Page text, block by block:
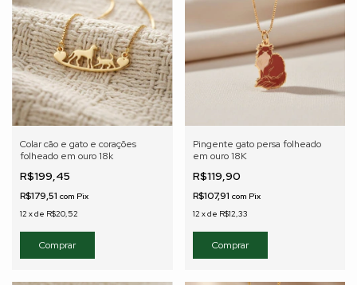
Colar cão e gato e corações
folheado em ouro 18k
R$199,45
R$179,51 com Pix
12 xde R$20,52
Pingente gato persa folheado
em ouro 18K
R$119,90
R$107,91 com Pix
12 xde R$12,33